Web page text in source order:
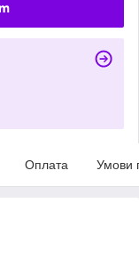
Оплата Умови